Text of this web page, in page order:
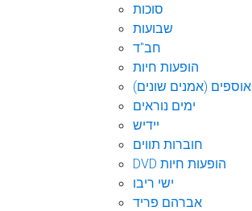
סוכות
שבועות
חב"ד
הופעות חיות
אוספים (אמנים שונים)
ימים נוראים
יידיש
חוברות תווים
DVD הופעות חיות
ישי ריבו
אברהם פריד